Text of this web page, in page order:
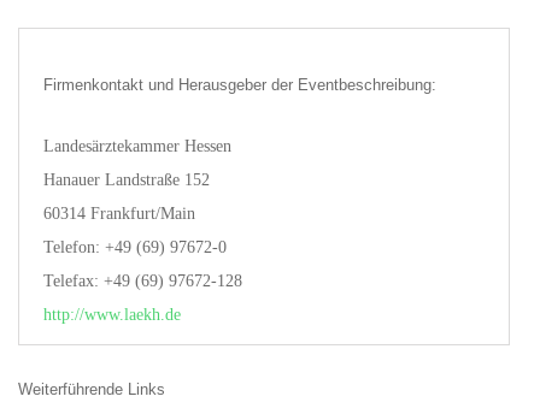
Firmenkontakt und Herausgeber der Eventbeschreibung:
Landesärztekammer Hessen
Hanauer Landstraße 152
60314 Frankfurt/Main
Telefon: +49 (69) 97672-0
Telefax: +49 (69) 97672-128
http://www.laekh.de
Weiterführende Links